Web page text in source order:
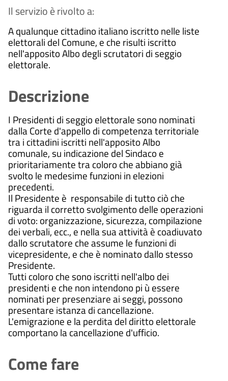
Il servizio è rivolto a:
Aqualunque cittadino italiano iscritto nelle liste
elettorali del Comune, e che risulti iscritto
nell'apposito Albo degli scrutatori di seggio
elettorale.
Descrizione
I Presidenti di seggio elettorale sono nominati
dalla Corte d'appello di competenza territoriale
tra i cittadini iscritti nell'apposito Albo
comunale, su indicazione del Sindaco e
prioritariamente tra coloro che abbiano già
svolto le medesime funzioni in elezioni
precedenti.
Il Presidente è responsabile di tutto ciò che
riguarda il corretto svolgimento delle operazioni
di voto: organizzazione, sicurezza, compilazione
dei verbali, ecc., e nella sua attività è coadiuvato
dallo scrutatore che assume le funzioni di
vicepresidente, e che è nominato dallo stesso
Presidente.
Tutti coloro che sono iscritti nell'albo dei
presidenti e che non intendono pi ù essere
nominati per presenziare ai seggi, possono
presentare istanza di cancellazione.
L'emigrazione e la perdita del diritto elettorale
comportano la cancellazione d'ufficio.
Come fare